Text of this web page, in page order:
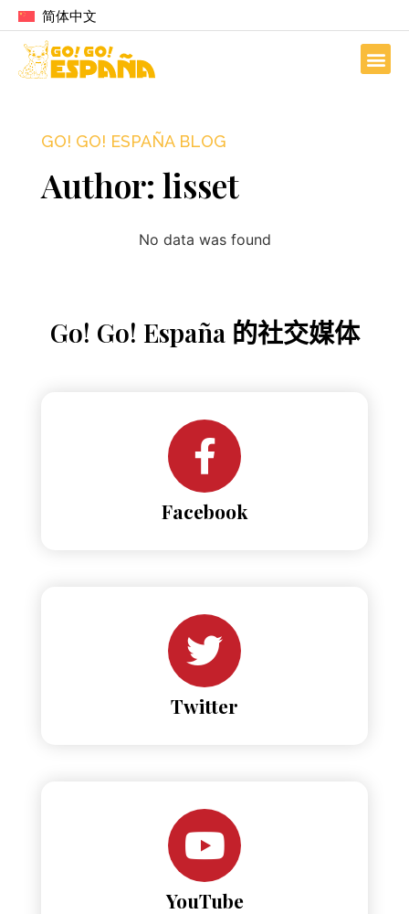
简体中文
GO! GO! ESPAÑA BLOG
Author: lisset
No data was found
Go! Go! España 的社交媒体
Facebook
Twitter
YouTube